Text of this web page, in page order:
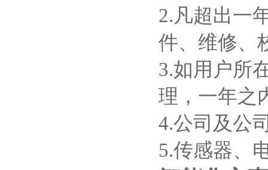
2.凡超出一
件、维修、
3.如用户所
理，一年之
4.公司及公
5.传感器、